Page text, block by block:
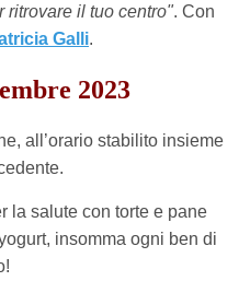
ritrovare il tuo centro". Con
Galli.
2023
all’orario stabilito insieme
la salute con torte e pane
insomma ogni ben di